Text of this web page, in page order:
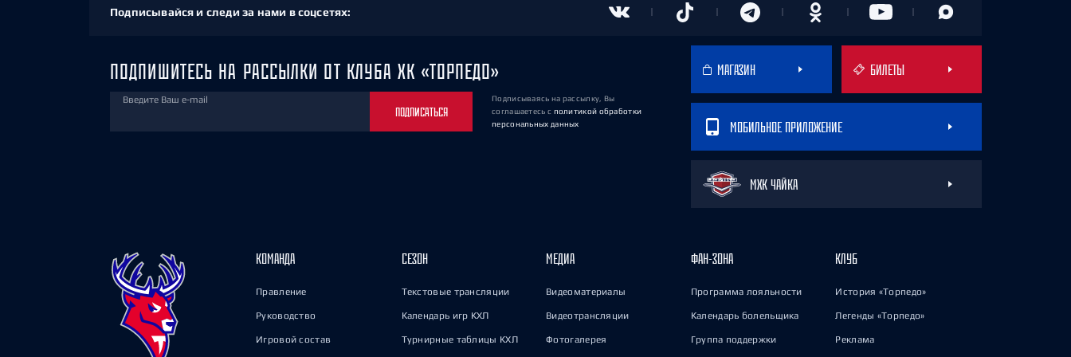
Подписывайся и следи за нами в соцсетях:
ПОДПИШИТЕСЬ НА РАССЫЛКИ ОТ КЛУБА ХК «ТОРПЕДО»
Введите Ваш e-mail
ПОДПИСАТЬСЯ
Подписываясь на рассылку, Вы
соглашаетесь с политикой обработки
персональных данных
МАГАЗИН БИЛЕТЫ
МОБИЛЬНОЕ ПРИЛОЖЕНИЕ
МХК ЧАЙКА
КОМАНДА
Правление
Руководство
Игровой состав
СЕЗОН
Текстовые трансляции
Календарь игр КХЛ
Турнирные таблицы КХЛ
МЕДИА
Видеоматериалы
Видеотрансляции
Фотогалерея
ФАН-ЗОНА
Программа лояльности
Календарь болельщика
Группа поддержки
КЛУБ
История «Торпедо»
Легенды «Торпедо»
Реклама